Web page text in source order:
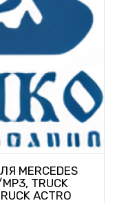
MERCEDES
TRUCK
ACTRO